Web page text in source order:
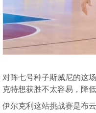
对阵七号种子斯威尼的这
克特想获胜不太容易，降
伊尔克利这站挑战赛是布